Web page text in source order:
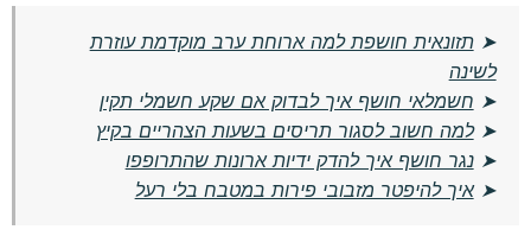
➤תזונאית חושפת למה ארוחת ערב מוקדמת עוזרת
לשינה
➤ חשמלאי חושף איך לבדוק אם שקע חשמלי תקין
➤למה חשוב לסגור תריסים בשעות הצהריים בקיץ
➤נגר חושף איך להדק ידיות ארונות שהתרופפו
➤איך להיפטר מזבובי פירות במטבח בלי רעל